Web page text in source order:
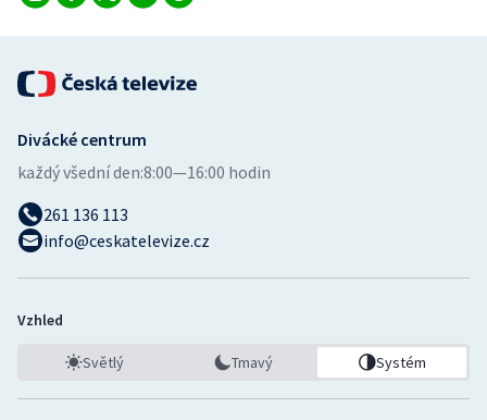
Volejbal
Divácké centrum
každý všední den:8:00—16:00 hodin
261 136 113
info@ceskatelevize.cz
Vzhled
Světlý Tmavý Systém